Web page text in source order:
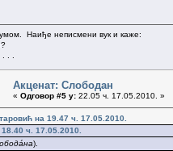
Наиђе неписмени вук и каже:
. .
Акценат: Слободан
« Одговор #5 у: 22.05 ч. 17.05.2010. »
на 19.47 ч. 17.05.2010.
ч. 17.05.2010.
).